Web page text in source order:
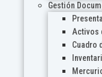
Gestión
Activos
Cuadro